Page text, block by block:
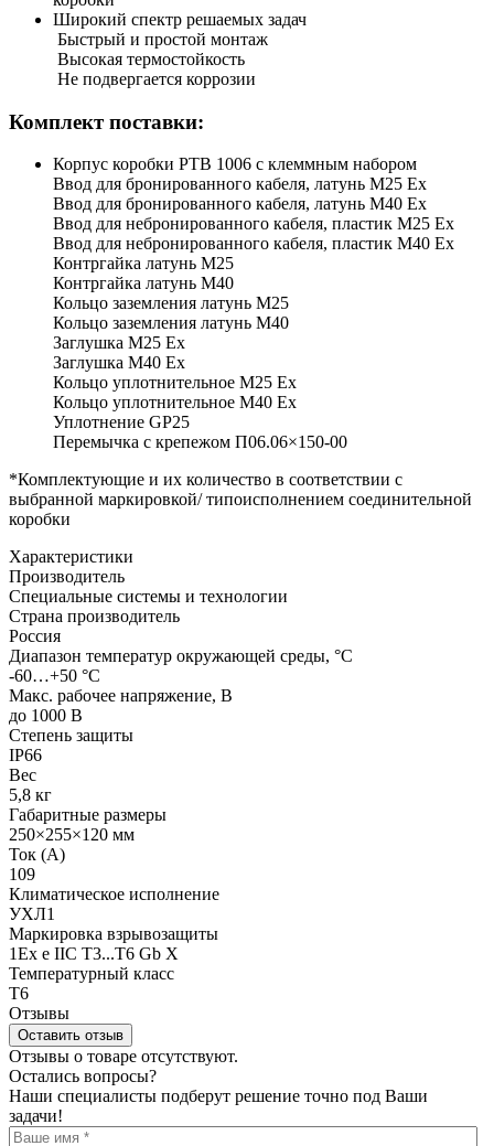
Широкий спектр решаемых задач
Быстрый и простой монтаж
Высокая термостойкость
Не подвергается коррозии
Комплект поставки:
Корпус коробки РТВ 1006 с клеммным набором
Ввод для бронированного кабеля, латунь М25 Ех
Ввод для бронированного кабеля, латунь М40 Ех
Ввод для небронированного кабеля, пластик М25 Ех
Ввод для небронированного кабеля, пластик М40 Ех
Контргайка латунь М25
Контргайка латунь М40
Кольцо заземления латунь М25
Кольцо заземления латунь М40
Заглушка М25 Ex
Заглушка М40 Ex
Кольцо уплотнительное М25 Ex
Кольцо уплотнительное М40 Ex
Уплотнение GP25
Перемычка с крепежом П06.06×150-00
*Комплектующие и их количество в соответствии с
выбранной маркировкой/ типоисполнением соединительной
коробки
Характеристики
Производитель
Специальные системы и технологии
Страна производитель
Россия
Диапазон температур окружающей среды, °С
-60…+50 °С
Макс. рабочее напряжение, В
до 1000 В
Степень защиты
IP66
Вес
5,8 кг
Габаритные размеры
250×255×120 мм
Ток (А)
109
Климатическое исполнение
УХЛ1
Маркировка взрывозащиты
1Ex e IIC T3...T6 Gb X
Температурный класс
Т6
Отзывы
Оставить отзыв
Отзывы о товаре отсутствуют.
Остались вопросы?
Наши специалисты подберут решение точно под Ваши
задачи!